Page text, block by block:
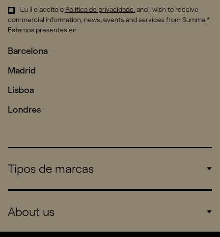
Eu li e aceito o Política de privacidade. and I wish to receive
commercial information, news, events and services from Summa.*
Estamos presentes en
Barcelona
Madrid
Lisboa
Londres
Tipos de marcas
Consumers
About us